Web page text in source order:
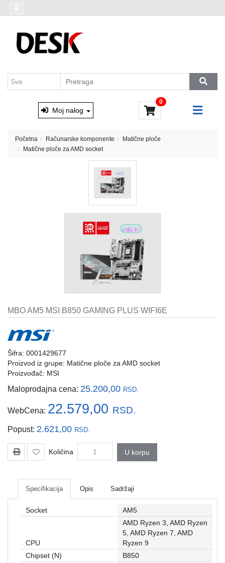
Moj nalog
0
Kategorije
Prenosni
računari
Računarske
komponente
Gaming
oprema
Štampanje
skeniranje
Kablovi
adapteri
Mrežna
oprema
oprema
Brendovi
Outlet
AKCIJA
Marvo
Početna Računarske komponente
Matične ploče
Matične ploče za AMD socket
MBO AM5 MSI B850 GAMING PLUS WIFI6E
Šifra: 0001429677
Proizvod iz grupe: Matične ploče za AMD socket
Proizvođač: MSI
Maloprodajna cena: 25.200,00 RSD.
WebCena: 22.579,00 RSD.
Popust: 2.621,00 RSD.
Količina U korpu
Specifikacija Opis Sadržaji
Socket AM5
CPU
AMD Ryzen 3, AMD Ryzen
5, AMD Ryzen 7, AMD
Ryzen 9
Chipset (N)
B850